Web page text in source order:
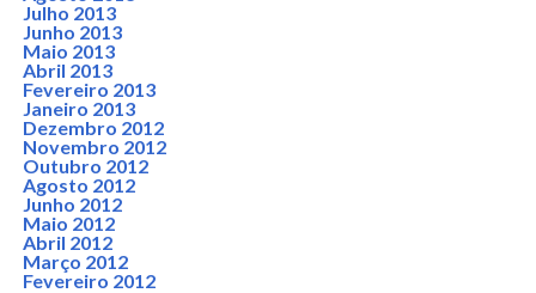
Julho 2013
Junho 2013
Maio 2013
Abril 2013
Fevereiro 2013
Janeiro 2013
Dezembro 2012
Novembro 2012
Outubro 2012
Agosto 2012
Junho 2012
Maio 2012
Abril 2012
Março 2012
Fevereiro 2012